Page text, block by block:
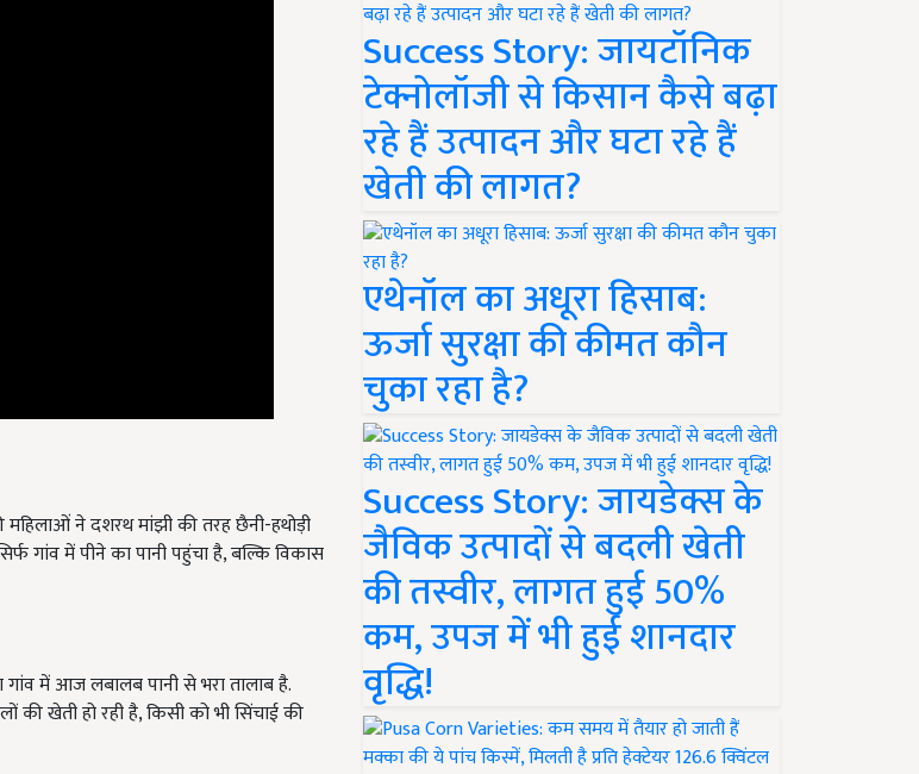
ने दशरथ मांझी की तरह छैनी-हथोड़ी
गांव में पीने का पानी पहुंचा है, बल्कि विकास
में आज लबालब पानी से भरा तालाब है.
की खेती हो रही है, किसी को भी सिंचाई की
Success Story: जायटॉनिक
टेक्नोलॉजी से किसान कैसे बढ़ा
रहे हैं उत्पादन और घटा रहे हैं
खेती की लागत?
एथेनॉल का अधूरा हिसाब:
ऊर्जा सुरक्षा की कीमत कौन
चुका रहा है?
Success Story: जायडेक्स के
जैविक उत्पादों से बदली खेती
की तस्वीर, लागत हुई 50%
कम, उपज में भी हुई शानदार
वृद्धि!